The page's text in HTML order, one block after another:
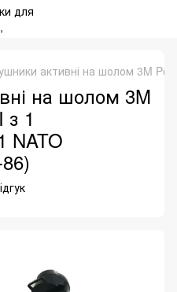
активні на шолом 3M
на шолом 3M
з 1
NATO